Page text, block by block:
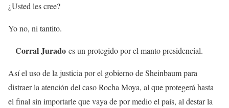
¿Usted les cree?
Yo no, ni tantito.
Corral Jurado es un protegido por el manto presidencial.
Así el uso de la justicia por el gobierno de Sheinbaum para
distraer la atención del caso Rocha Moya, al que protegerá hasta
el final sin importarle que vaya de por medio el país, al destar la